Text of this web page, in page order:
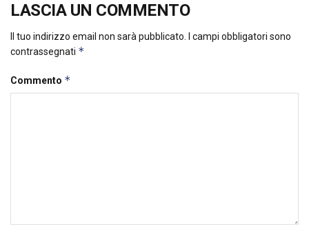
LASCIA UN COMMENTO
Il tuo indirizzo email non sarà pubblicato.
I campi obbligatori sono
contrassegnati *
Commento *